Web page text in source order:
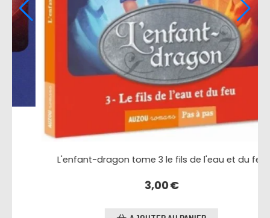
Sarah danse, bienvenue à l'opéra
3,00€
AJOUTER AU PANIER